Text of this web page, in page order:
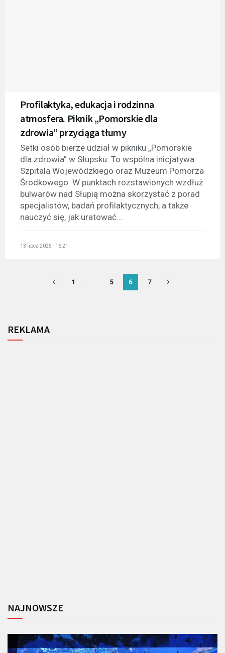
Profilaktyka, edukacja i rodzinna
atmosfera. Piknik „Pomorskie dla
zdrowia” przyciąga tłumy
Setki osób bierze udział w pikniku „Pomorskie
dla zdrowia” w Słupsku. To wspólna inicjatywa
Szpitala Wojewódzkiego oraz Muzeum Pomorza
Środkowego. W punktach rozstawionych wzdłuż
bulwarów nad Słupią można skorzystać z porad
specjalistów, badań profilaktycznych, a także
nauczyć się, jak uratować...
13 lipca 2025 - 16:21
1 5 6 7
REKLAMA
NAJNOWSZE